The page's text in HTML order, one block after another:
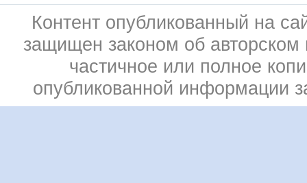
Контент опубликованный на
защищен законом об
частичное или полное
опубликованной информации